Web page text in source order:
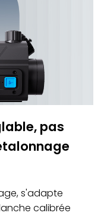
pas
s'adapte
calibrée